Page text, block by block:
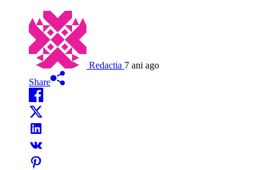
Redactia 7 ani ago
Share